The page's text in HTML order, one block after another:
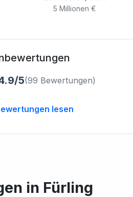
5 Millionen €
5(99 Bewertungen)
lesen
in Fürling